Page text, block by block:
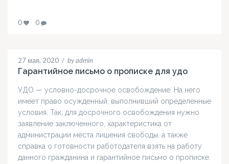
0 0
27 мая, 2020 / by admin
Гарантийное письмо о прописке для удо
УДО — условно-досрочное освобождение. На него
имеет право осужденный, выполнивший определенные
условия. Так, для досрочного освобождения нужно
заявление заключенного, характеристика от
администрации места лишения свободы, а также
справка о готовности работодателя взять на работу
данного гражданина и гарантийное письмо о прописке.